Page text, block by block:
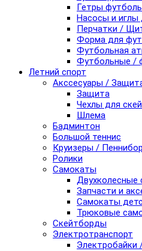
Гетры
Насосы и иглы
Перчатки /
Форма для
Футбольная
Футбольные /
Летний спорт
Акссесуары /
Защита
Чехлы для
Шлема
Бадминтон
Большой теннис
Круизеры /
Ролики
Самокаты
Двухколесные
Запчасти и
Самокаты
Трюковые
Скейтборды
Электротранспорт
Электробайки